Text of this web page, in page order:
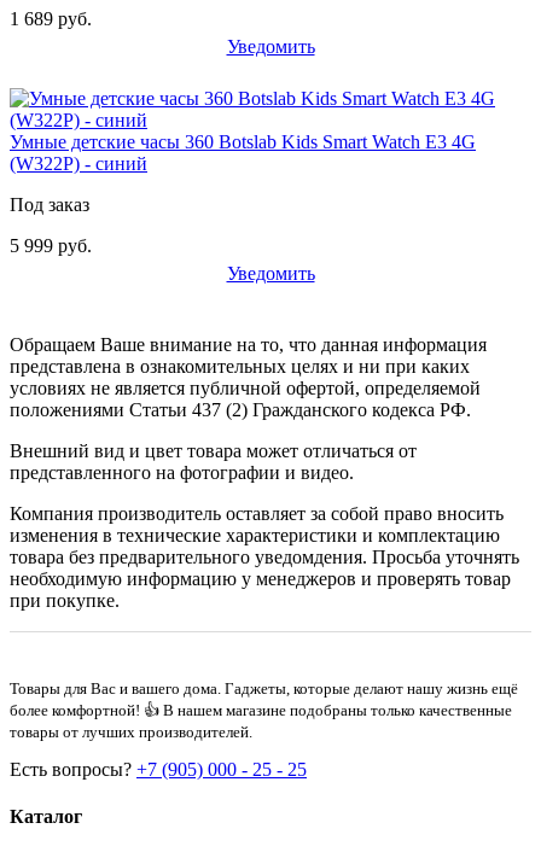
1 689 руб.
Уведомить
Умные детские часы 360 Botslab Kids Smart Watch E3 4G
(W322P) - синий
Под заказ
5 999 руб.
Уведомить
Обращаем Ваше внимание на то, что данная информация
представлена в ознакомительных целях и ни при каких
условиях не является публичной офертой, определяемой
положениями Статьи 437 (2) Гражданского кодекса РФ.
Внешний вид и цвет товара может отличаться от
представленного на фотографии и видео.
Компания производитель оставляет за собой право вносить
изменения в технические характеристики и комплектацию
товара без предварительного уведомдения. Просьба уточнять
необходимую информацию у менеджеров и проверять товар
при покупке.
Товары для Вас и вашего дома. Гаджеты, которые делают нашу жизнь ещё
более комфортной! 👍 В нашем магазине подобраны только качественные
товары от лучших производителей.
Есть вопросы? +7 (905) 000 - 25 - 25
Каталог